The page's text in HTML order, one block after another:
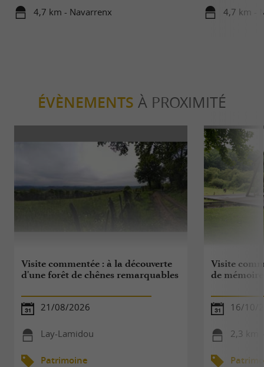
4,7 km - Navarrenx 4,7 km -
ÉVÈNEMENTS À PROXIMITÉ
Visite commentée : à la découverte
d'une forêt de chênes remarquables
21/08/2026
Lay-Lamidou
Patrimoine
Visite
de mémoire
16/10/
2,3 km